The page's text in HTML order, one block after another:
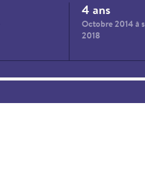
4 ans
Octobre 2014 à
2018